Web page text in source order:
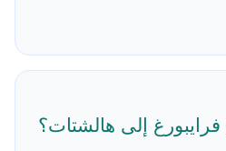
إلى هالشتات؟